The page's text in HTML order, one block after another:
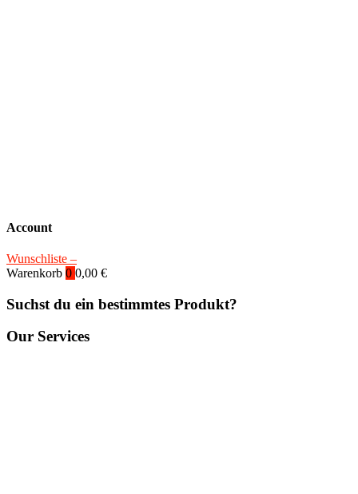
Account
Wunschliste –
Warenkorb 0 0,00 €
Suchst du ein bestimmtes Produkt?
Our Services